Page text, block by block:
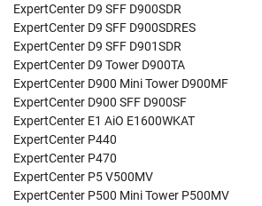
ExpertCenter D9 SFF D900SDR
ExpertCenter D9 SFF D900SDRES
ExpertCenter D9 SFF D901SDR
ExpertCenter D9 Tower D900TA
ExpertCenter D900 Mini Tower D900MF
ExpertCenter D900 SFF D900SF
ExpertCenter E1 AiO E1600WKAT
ExpertCenter P440
ExpertCenter P470
ExpertCenter P5 V500MV
ExpertCenter P500 Mini Tower P500MV